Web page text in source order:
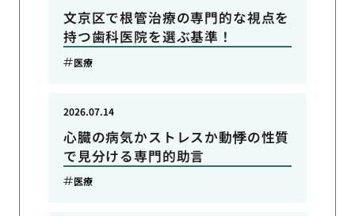
文京区で根管治療の専門的な視点を
持つ歯科医院を選ぶ基準！
医療
心臓の病気かストレスか動悸の性質
で見分ける専門的助言
2026.07.14
医療